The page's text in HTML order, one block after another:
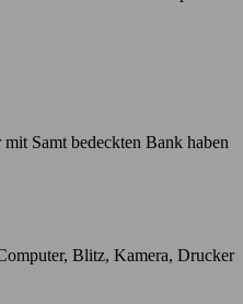
Samt bedeckten Bank haben
Blitz, Kamera, Drucker